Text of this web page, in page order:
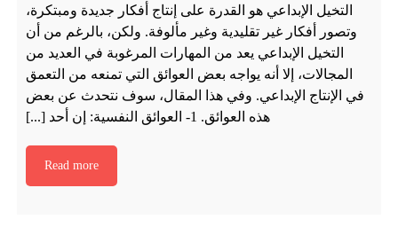
التخيل الإبداعي هو القدرة على إنتاج أفكار جديدة ومبتكرة،
وتصور أفكار غير تقليدية وغير مألوفة. ولكن، بالرغم من أن
التخيل الإبداعي يعد من المهارات المرغوبة في العديد من
المجالات، إلا أنه يواجه بعض العوائق التي تمنعه من التعمق
في الإنتاج الإبداعي. وفي هذا المقال، سوف نتحدث عن بعض
هذه العوائق. 1- العوائق النفسية: إن أحد [...]
Read more